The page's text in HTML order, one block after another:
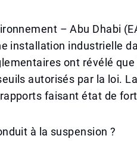
– Abu Dhabi
installation industrielle
ont révélé
autorisés par la loi.
faisant état de
à la suspension ?